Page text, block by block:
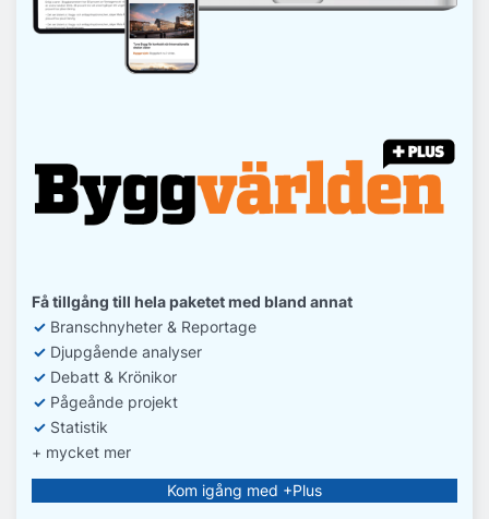
Få tillgång till hela paketet med bland annat
✓ Branschnyheter & Reportage
✓ Djupgående analyser
✓ Debatt & Krönikor
✓ Pågeånde projekt
✓ Statistik
+ mycket mer
Kom igång med +Plus